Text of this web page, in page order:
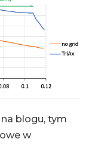
blogu, tym
w